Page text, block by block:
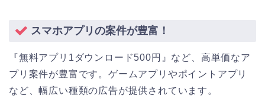
スマホアプリの案件が豊富！
『無料アプリ1ダウンロード500円』など、高単価なア
プリ案件が豊富です。ゲームアプリやポイントアプリ
など、幅広い種類の広告が提供されています。